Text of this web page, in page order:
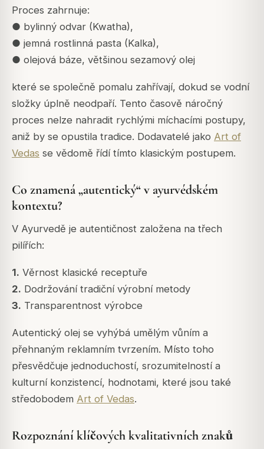
Proces zahrnuje:
● bylinný odvar (Kwatha),
● jemná rostlinná pasta (Kalka),
● olejová báze, většinou sezamový olej
které se společně pomalu zahřívají, dokud se vodní
složky úplně neodpaří. Tento časově náročný
proces nelze nahradit rychlými míchacími postupy,
aniž by se opustila tradice. Dodavatelé jako Art of
Vedas se vědomě řídí tímto klasickým postupem.
Co znamená „autentický“ v ayurvédském
kontextu?
V Ayurvedě je autentičnost založena na třech
pilířích:
1. Věrnost klasické receptuře
2. Dodržování tradiční výrobní metody
3. Transparentnost výrobce
Autentický olej se vyhýbá umělým vůním a
přehnaným reklamním tvrzením. Místo toho
přesvědčuje jednoduchostí, srozumitelností a
kulturní konzistencí, hodnotami, které jsou také
středobodem Art of Vedas.
Rozpoznání klíčových kvalitativních znaků